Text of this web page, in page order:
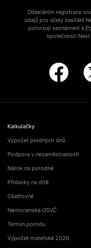
Odesláním registrace
údajů pro účely zasílání
potvrzuji seznámení s
společností Next
Kalkulačky
Výpočet plodných dnů
Podpora v nezaměstnanosti
Nárok na porodné
Přídavky na dítě
Ošetřovné
Nemocenská OSVČ
Termín porodu
Výpočet mateřské 2026